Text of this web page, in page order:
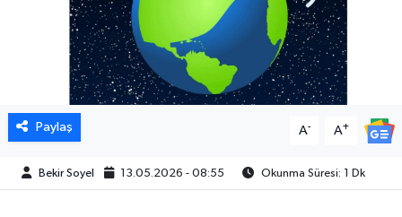
Paylaş A- A+
Bekir Soyel 13.05.2026 - 08:55 Okunma Süresi: 1 Dk